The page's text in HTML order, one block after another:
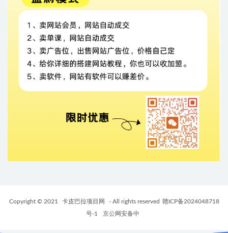
Copyright © 2021 卡皮巴拉项目网 - All rights reserved
赣ICP备2024048718
号-1
京公网安备中